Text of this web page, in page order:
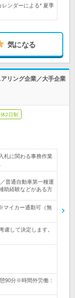
ンダーによる* 夏季
気になる
リング企業／大手企業
2日制
札に関わる事務作業
普通自動車第一種運
助経験などがある方
マイカー通勤可（無
慮して決定します。
90分※時間外労働：